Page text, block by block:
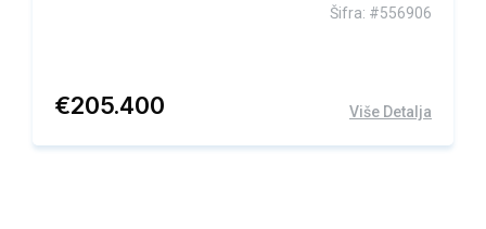
Šifra: #556906
€205.400 Više Detalja